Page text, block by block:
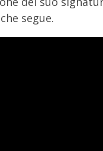
segue.